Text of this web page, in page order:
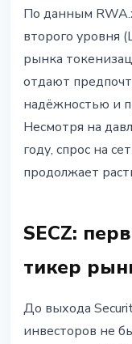
По данным
второго уровня
рынка
отдают
надёжностью и
Несмотря на
году, спрос на
продолжает
SECZ:
тикер
До выхода
инвесторов не